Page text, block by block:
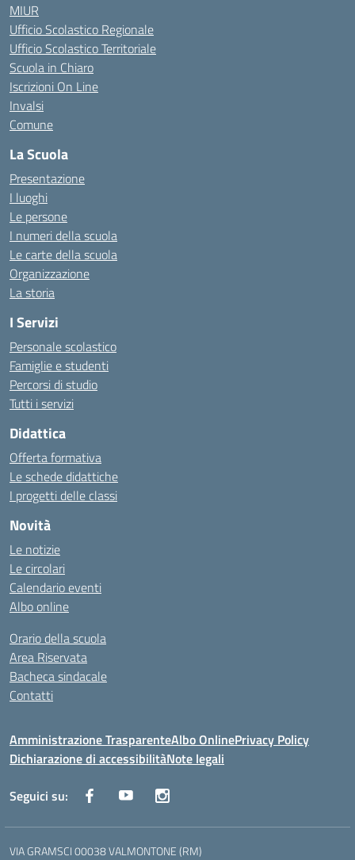
MIUR
Ufficio Scolastico Regionale
Ufficio Scolastico Territoriale
Scuola in Chiaro
Iscrizioni On Line
Invalsi
Comune
La Scuola
Presentazione
I luoghi
Le persone
I numeri della scuola
Le carte della scuola
Organizzazione
La storia
I Servizi
Personale scolastico
Famiglie e studenti
Percorsi di studio
Tutti i servizi
Didattica
Offerta formativa
Le schede didattiche
I progetti delle classi
Novità
Le notizie
Le circolari
Calendario eventi
Albo online
Orario della scuola
Area Riservata
Bacheca sindacale
Contatti
Amministrazione TrasparenteAlbo OnlinePrivacy Policy
Dichiarazione di accessibilitàNote legali
Seguici su:
VIA GRAMSCI 00038 VALMONTONE (RM)